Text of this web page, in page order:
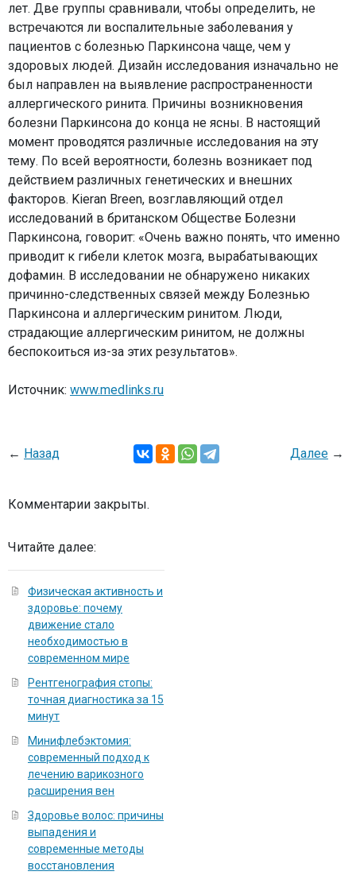
лет. Две группы сравнивали, чтобы определить, не
встречаются ли воспалительные заболевания у
пациентов с болезнью Паркинсона чаще, чем у
здоровых людей. Дизайн исследования изначально не
был направлен на выявление распространенности
аллергического ринита. Причины возникновения
болезни Паркинсона до конца не ясны. В настоящий
момент проводятся различные исследования на эту
тему. По всей вероятности, болезнь возникает под
действием различных генетических и внешних
факторов. Kieran Breen, возглавляющий отдел
исследований в британском Обществе Болезни
Паркинсона, говорит: «Очень важно понять, что именно
приводит к гибели клеток мозга, вырабатывающих
дофамин. В исследовании не обнаружено никаких
причинно-следственных связей между Болезнью
Паркинсона и аллергическим ринитом. Люди,
страдающие аллергическим ринитом, не должны
беспокоиться из-за этих результатов».
Источник: www.medlinks.ru
← Назад Далее →
Комментарии закрыты.
Читайте далее:
Физическая активность и
здоровье: почему
движение стало
необходимостью в
современном мире
Рентгенография стопы:
точная диагностика за 15
минут
Минифлебэктомия:
современный подход к
лечению варикозного
расширения вен
Здоровье волос: причины
выпадения и
современные методы
восстановления